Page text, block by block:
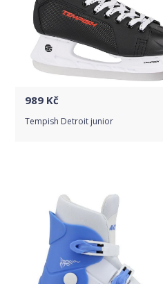
989 Kč
Tempish Detroit junior
Detail produktu